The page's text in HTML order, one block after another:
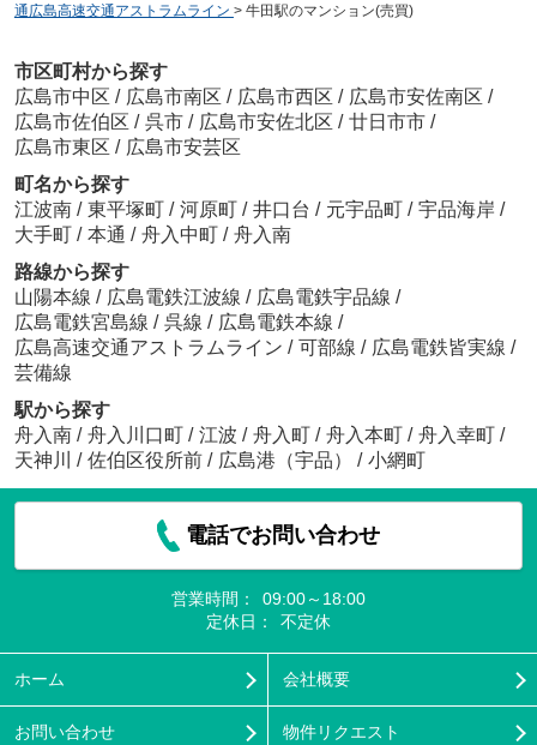
通広島高速交通アストラムライン > 牛田駅のマンション(売買)
市区町村から探す
広島市中区 / 広島市南区 / 広島市西区 / 広島市安佐南区 /
広島市佐伯区 / 呉市 / 広島市安佐北区 / 廿日市市 /
広島市東区 / 広島市安芸区
町名から探す
江波南 / 東平塚町 / 河原町 / 井口台 / 元宇品町 / 宇品海岸 /
大手町 / 本通 / 舟入中町 / 舟入南
路線から探す
山陽本線 / 広島電鉄江波線 / 広島電鉄宇品線 /
広島電鉄宮島線 / 呉線 / 広島電鉄本線 /
広島高速交通アストラムライン / 可部線 / 広島電鉄皆実線 /
芸備線
駅から探す
舟入南 / 舟入川口町 / 江波 / 舟入町 / 舟入本町 / 舟入幸町 /
天神川
/ 佐伯区役所前 / 広島港（宇品） / 小網町
電話でお問い合わせ
営業時間：
09:00～18:00
定休日：
不定休
ホーム 会社概要
お問い合わせ 物件リクエスト